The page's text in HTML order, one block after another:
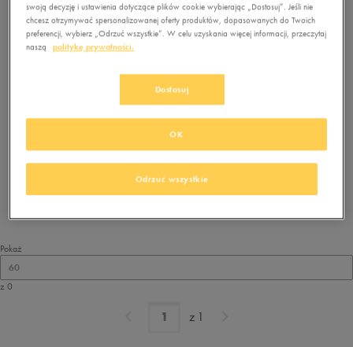
Nie wybrano filtrów
Brak produktów do wyświetlenia
Zmień kryteria wyszukiwania lub
usuń wybrane filtry
Pokaż
60
z 0
z 1
swoją decyzję i ustawienia dotyczące plików cookie wybierając „Dostosuj”. Jeśli nie
chcesz otrzymywać spersonalizowanej oferty produktów, dopasowanych do Twoich
preferencji, wybierz „Odrzuć wszystkie”. W celu uzyskania więcej informacji, przeczytaj
naszą
politykę prywatności.
Dostosuj
Odrzuć wszystkie
OK